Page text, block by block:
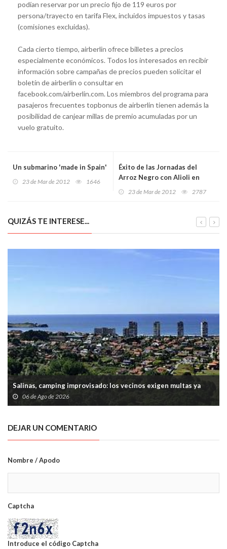
podían reservar por un precio fijo de 119 euros por
persona/trayecto en tarifa Flex, incluidos impuestos y tasas
(comisiones excluidas).
Cada cierto tiempo, airberlin ofrece billetes a precios
especialmente económicos. Todos los interesados en recibir
información sobre campañas de precios pueden solicitar el
boletín de airberlin o consultar en
facebook.com/airberlin.com. Los miembros del programa para
pasajeros frecuentes topbonus de airberlin tienen además la
posibilidad de canjear millas de premio acumuladas por un
vuelo gratuito.
Un submarino 'made in Spain'
23 de Mar de 2012 1646
Éxito de las Jornadas del
Arroz Negro con Alioli en
23 de Mar de 2012 2787
QUIZÁS TE INTERESE...
Salinas, camping improvisado: los vecinos exigen multas ya
06 de Ago de 2026
DEJAR UN COMENTARIO
Nombre / Apodo
Captcha
Introduce el código Captcha